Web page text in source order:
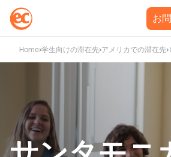
お
Home 学生向けの滞在先 アメリカでの滞在先